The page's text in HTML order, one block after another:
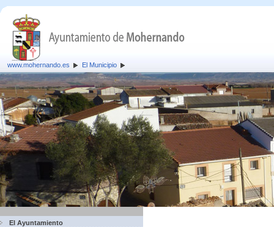
www.mohernando.es El Municipio
El Ayuntamiento